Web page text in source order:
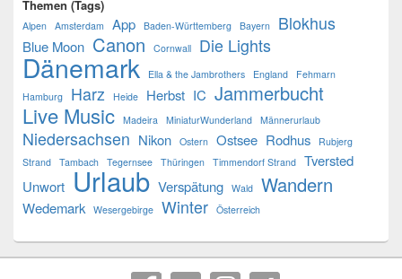
Themen (Tags)
Alpen Amsterdam App Baden-Württemberg Bayern Blokhus
Blue Moon Canon Cornwall Die Lights
Dänemark Ella & the Jambrothers England
Fehmarn
Hamburg
Harz Heide Herbst IC Jammerbucht
Live Music Madeira MiniaturWunderland Männerurlaub
Niedersachsen Nikon Ostern Ostsee Rodhus
Rubjerg
Strand Tambach Tegernsee Thüringen Timmendorf Strand Tversted
Unwort Urlaub Verspätung Wald Wandern
Wedemark Wesergebirge Winter Österreich